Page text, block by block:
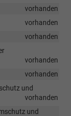
vorhanden
vorhanden
vorhanden
vorhanden
vorhanden
und
vorhanden
und